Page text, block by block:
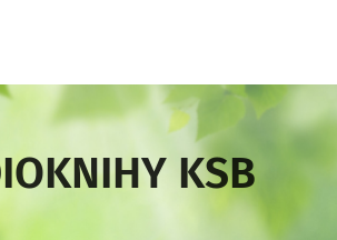
KSB